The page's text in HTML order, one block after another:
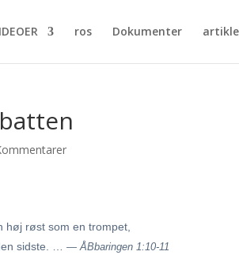
ros Dokumenter
høj røst som en trompet,
sidste. … — ÅBbaringen 1:10-11